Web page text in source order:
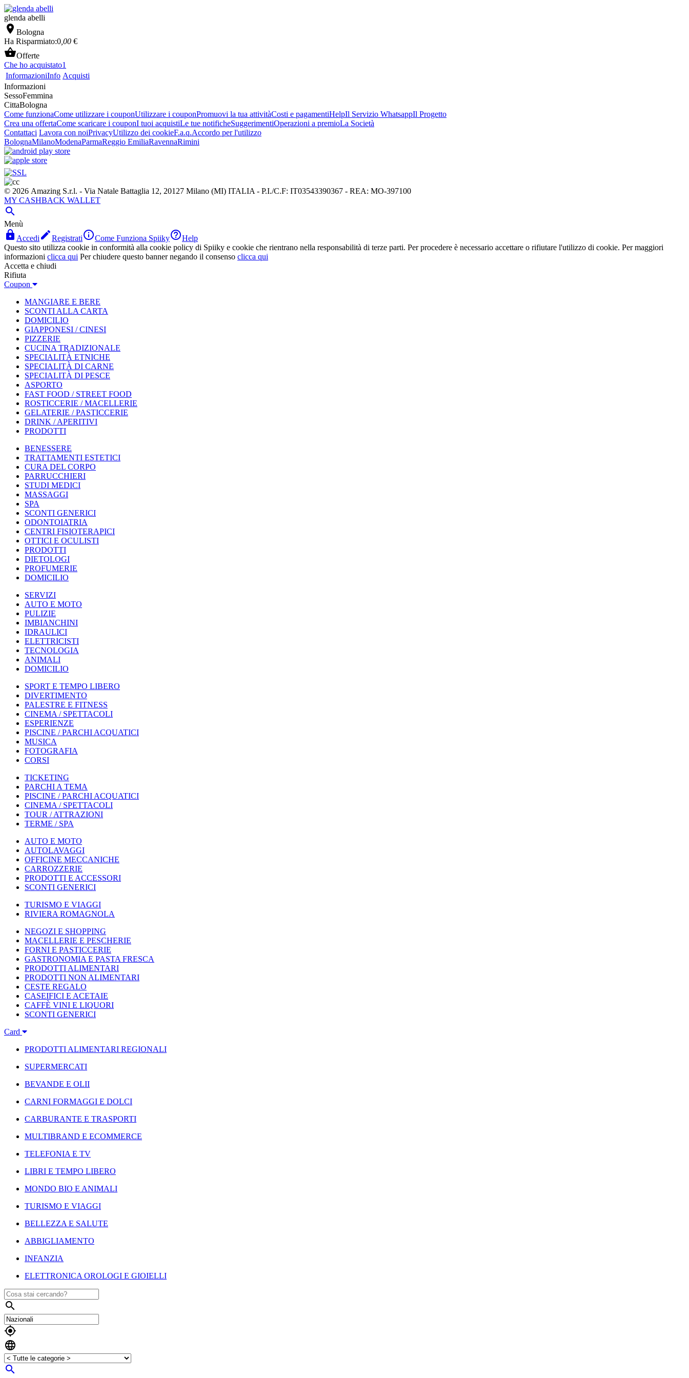
glenda abelli
 Bologna
Ha Risparmiato:0 ,00 €
Offerte
Che ho acquistato1
InformazioniInfo Acquisti
Informazioni
SessoFemmina
CittaBologna
Come funzionaCome utilizzare i couponUtilizzare i couponPromuovi la tua attivitàCosti e pagamentiHelpIl Servizio WhatsappIl Progetto
Crea una offertaCome scaricare i couponI tuoi acquistiLe tue notificheSuggerimentiOperazioni a premioLa Società
Contattaci Lavora con noiPrivacyUtilizzo dei cookieF.a.q.Accordo per l'utilizzo
BolognaMilanoModenaParmaReggio EmiliaRavennaRimini
© 2026 Amazing S.r.l. - Via Natale Battaglia 12, 20127 Milano (MI) ITALIA - P.I./C.F: IT03543390367 - REA: MO-397100
MY CASHBACK WALLET

Menù
 Accedi RegistratiCome Funziona SpiikyHelp
Questo sito utilizza cookie in conformità alla cookie policy di Spiiky e cookie che rientrano nella responsabilità di terze parti. Per procedere è necessario accettare o rifiutare l'utilizzo di cookie. Per maggiori
informazioni clicca qui Per chiudere questo banner negando il consenso clicca qui
Accetta e chiudi
Rifiuta
Coupon
MANGIARE E BERE
SCONTI ALLA CARTA
DOMICILIO
GIAPPONESI / CINESI
PIZZERIE
CUCINA TRADIZIONALE
SPECIALITÀ ETNICHE
SPECIALITÀ DI CARNE
SPECIALITÀ DI PESCE
ASPORTO
FAST FOOD / STREET FOOD
ROSTICCERIE / MACELLERIE
GELATERIE / PASTICCERIE
DRINK / APERITIVI
PRODOTTI
BENESSERE
TRATTAMENTI ESTETICI
CURA DEL CORPO
PARRUCCHIERI
STUDI MEDICI
MASSAGGI
SPA
SCONTI GENERICI
ODONTOIATRIA
CENTRI FISIOTERAPICI
OTTICI E OCULISTI
PRODOTTI
DIETOLOGI
PROFUMERIE
DOMICILIO
SERVIZI
AUTO E MOTO
PULIZIE
IMBIANCHINI
IDRAULICI
ELETTRICISTI
TECNOLOGIA
ANIMALI
DOMICILIO
SPORT E TEMPO LIBERO
DIVERTIMENTO
PALESTRE E FITNESS
CINEMA / SPETTACOLI
ESPERIENZE
PISCINE / PARCHI ACQUATICI
MUSICA
FOTOGRAFIA
CORSI
TICKETING
PARCHI A TEMA
PISCINE / PARCHI ACQUATICI
CINEMA / SPETTACOLI
TOUR / ATTRAZIONI
TERME / SPA
AUTO E MOTO
AUTOLAVAGGI
OFFICINE MECCANICHE
CARROZZERIE
PRODOTTI E ACCESSORI
SCONTI GENERICI
TURISMO E VIAGGI
RIVIERA ROMAGNOLA
NEGOZI E SHOPPING
MACELLERIE E PESCHERIE
FORNI E PASTICCERIE
GASTRONOMIA E PASTA FRESCA
PRODOTTI ALIMENTARI
PRODOTTI NON ALIMENTARI
CESTE REGALO
CASEIFICI E ACETAIE
CAFFÈ VINI E LIQUORI
SCONTI GENERICI
Card
PRODOTTI ALIMENTARI REGIONALI
SUPERMERCATI
BEVANDE E OLII
CARNI FORMAGGI E DOLCI
CARBURANTE E TRASPORTI
MULTIBRAND E ECOMMERCE
TELEFONIA E TV
LIBRI E TEMPO LIBERO
MONDO BIO E ANIMALI
TURISMO E VIAGGI
BELLEZZA E SALUTE
ABBIGLIAMENTO
INFANZIA
ELETTRONICA OROLOGI E GIOIELLI



